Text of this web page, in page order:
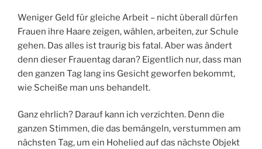
Weniger Geld für gleiche Arbeit – nicht überall dürfen
Frauen ihre Haare zeigen, wählen, arbeiten, zur Schule
gehen. Das alles ist traurig bis fatal. Aber was ändert
denn dieser Frauentag daran? Eigentlich nur, dass man
den ganzen Tag lang ins Gesicht geworfen bekommt,
wie Scheiße man uns behandelt.
Ganz ehrlich? Darauf kann ich verzichten. Denn die
ganzen Stimmen, die das bemängeln, verstummen am
nächsten Tag, um ein Hohelied auf das nächste Objekt